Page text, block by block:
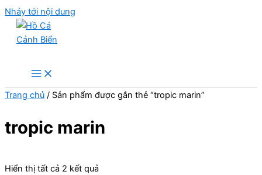
Nhảy tới nội dung
Trang chủ / Sản phẩm được gắn thẻ “tropic marin”
tropic marin
Hiển thị tất cả 2 kết quả